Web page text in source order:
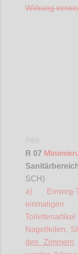
Wirkung
R 07
SCH)
a) Einweg-
einmaligen
Nagelfeilen,
den Zimmern